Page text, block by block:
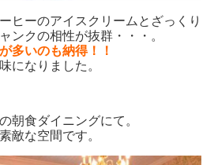
ヒーのアイスクリームとざっくり
ンクの相性が抜群・・・。
多いのも納得！！
になりました。
朝食ダイニングにて。
敵な空間です。